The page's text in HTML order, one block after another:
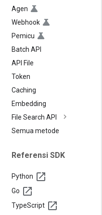
Agen
Webhook
Pemicu
Batch API
API File
Token
Caching
Embedding
File Search API
Semua metode
Referensi SDK
Python
Go
TypeScript